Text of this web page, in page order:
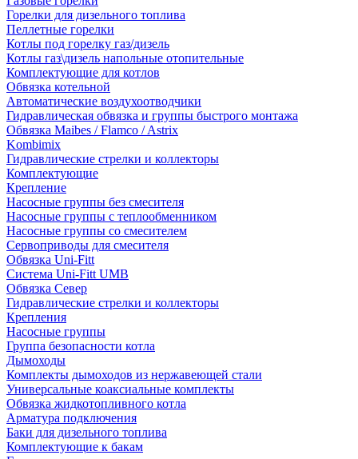
Горелки для дизельного топлива
Пеллетные горелки
Котлы под горелку газ/дизель
Котлы газ\дизель напольные отопительные
Комплектующие для котлов
Обвязка котельной
Автоматические воздухоотводчики
Гидравлическая обвязка и группы быстрого монтажа
Обвязка Maibes / Flamco / Astrix
Kombimix
Гидравлические стрелки и коллекторы
Комплектующие
Крепление
Насосные группы без смесителя
Насосные группы с теплообменником
Насосные группы со смесителем
Сервоприводы для смесителя
Обвязка Uni-Fitt
Система Uni-Fitt UMB
Обвязка Север
Гидравлические стрелки и коллекторы
Крепления
Насосные группы
Группа безопасности котла
Дымоходы
Комплекты дымоходов из нержавеющей стали
Универсальные коаксиальные комплекты
Обвязка жидкотопливного котла
Арматура подключения
Баки для дизельного топлива
Комплектующие к бакам